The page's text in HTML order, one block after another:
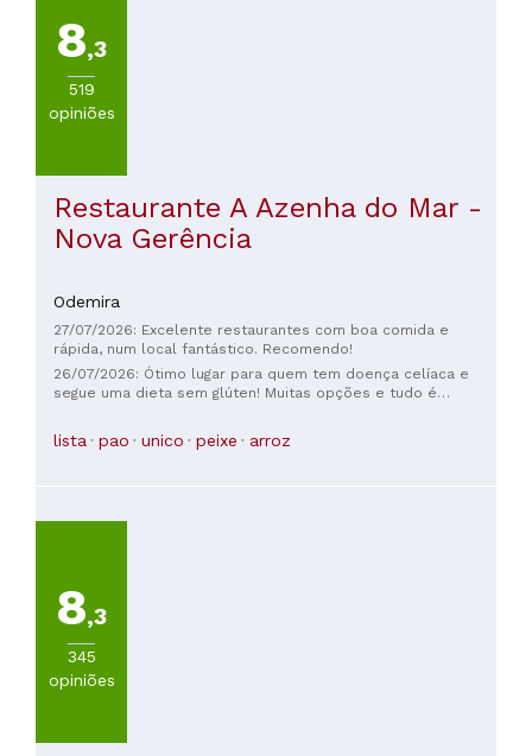
8,3
519
opiniões
Restaurante A Azenha do Mar -
Nova Gerência
Odemira
27/07/2026: Excelente restaurantes com boa comida e
rápida, num local fantástico. Recomendo!
26/07/2026: Ótimo lugar para quem tem doença celíaca e
segue uma dieta sem glúten! Muitas opções e tudo é
cardápio indicasse claramente quais pratos são sem glúten,
para facilitar a escolha.
lista pao unico peixe arroz
8,3
345
opiniões